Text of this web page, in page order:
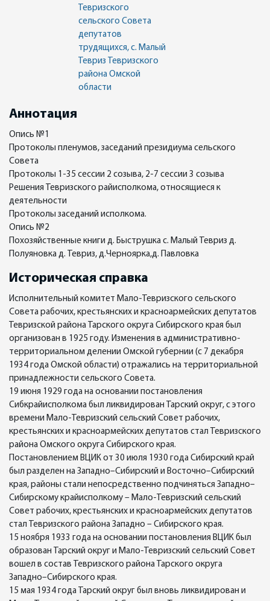
Тевризского
сельского Совета
депутатов
трудящихся, с. Малый
Тевриз Тевризского
района Омской
области
Аннотация
Опись №1
Протоколы пленумов, заседаний президиума сельского
Совета
Протоколы 1-35 сессии 2 созыва, 2-7 сессии 3 созыва
Решения Тевризского райисполкома, относящиеся к
деятельности
Протоколы заседаний исполкома.
Опись №2
Похозяйственные книги д. Быструшка с. Малый Тевриз д.
Полуяновка д. Тевриз, д.Черноярка,д. Павловка
Историческая справка
Исполнительный комитет Мало-Тевризского сельского
Совета рабочих, крестьянских и красноармейских депутатов
Тевризской района Тарского округа Сибирского края был
организован в 1925 году. Изменения в административно-
территориальном делении Омской губернии (с 7 декабря
1934 года Омской области) отражались на территориальной
принадлежности сельского Совета.
19 июня 1929 года на основании постановления
Сибкрайисполкома был ликвидирован Тарский округ, с этого
времени Мало-Тевризский сельский Совет рабочих,
крестьянских и красноармейских депутатов стал Тевризского
района Омского округа Сибирского края.
Постановлением ВЦИК от 30 июля 1930 года Сибирский край
был разделен на Западно–Сибирский и Восточно–Сибирский
края, районы стали непосредственно подчиняться Западно–
Сибирскому крайисполкому – Мало-Тевризский сельский
Совет рабочих, крестьянских и красноармейских депутатов
стал Тевризского района Западно – Сибирского края.
15 ноября 1933 года на основании постановления ВЦИК был
образован Тарский округ и Мало-Тевризский сельский Совет
вошел в состав Тевризского района Тарского округа
Западно–Сибирского края.
15 мая 1934 года Тарский округ был вновь ликвидирован и